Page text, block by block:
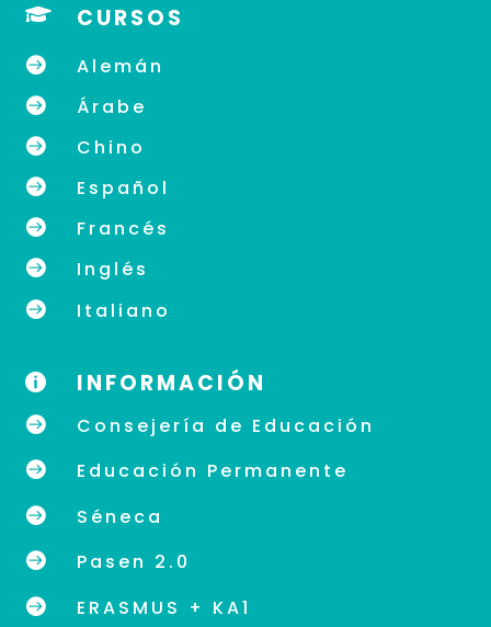
 CURSOS
 Alemán
 Árabe
 Chino
 Español
 Francés
 Inglés
 Italiano
 INFORMACIÓN
 Consejería de Educación
 Educación Permanente
 Séneca
 Pasen 2.0
 ERASMUS + KA1